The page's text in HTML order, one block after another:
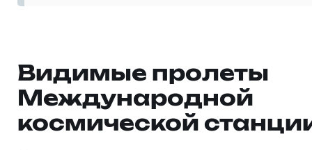
Видимые пролеты
Международной
космической